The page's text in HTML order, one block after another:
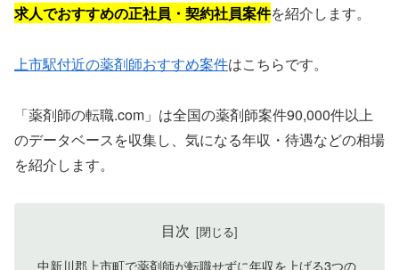
求人でおすすめの正社員・契約社員案件を紹介します。
上市駅付近の薬剤師おすすめ案件はこちらです。
「薬剤師の転職.com」は全国の薬剤師案件90,000件以上
のデータベースを収集し、気になる年収・待遇などの相場
を紹介します。
目次
中新川郡上市町で薬剤師が転職せずに年収を上げる3つの